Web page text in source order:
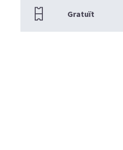
Gratuït